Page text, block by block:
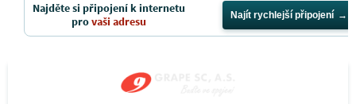
Najděte si připojení k internetu
provaši adresu Najít rychlejší připojení